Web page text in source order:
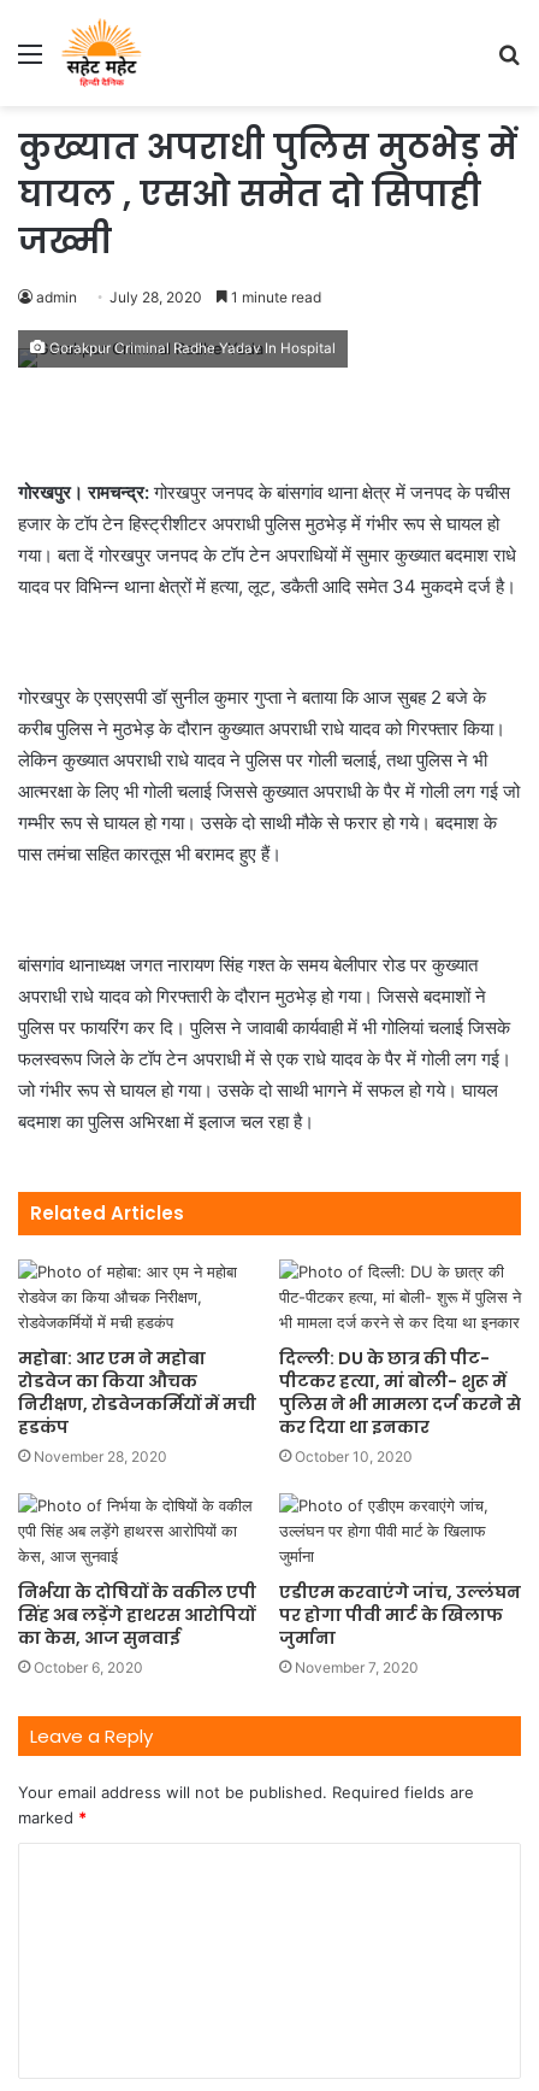
Menu
कुख्यात अपराधी पुलिस मुठभेड़ में
घायल , एसओ समेत दो सिपाही
जख्मी
admin July 28, 2020 1 minute read
Gorakpur Criminal Radhe Yadav In Hospital
गोरखपुर। रामचन्द्र:गोरखपुर जनपद के बांसगांव थाना क्षेत्र में जनपद के पचीस
हजार के टॉप टेन हिस्ट्रीशीटर अपराधी पुलिस मुठभेड़ में गंभीर रूप से घायल हो
गया। बता दें गोरखपुर जनपद के टॉप टेन अपराधियों में सुमार कुख्यात बदमाश राधे
यादव पर विभिन्न थाना क्षेत्रों में हत्या, लूट, डकैती आदि समेत 34 मुकदमे दर्ज है।
गोरखपुर के एसएसपी डॉ सुनील कुमार गुप्ता ने बताया कि आज सुबह 2 बजे के
करीब पुलिस ने मुठभेड़ के दौरान कुख्यात अपराधी राधे यादव को गिरफ्तार किया।
लेकिन कुख्यात अपराधी राधे यादव ने पुलिस पर गोली चलाई, तथा पुलिस ने भी
आत्मरक्षा के लिए भी गोली चलाई जिससे कुख्यात अपराधी के पैर में गोली लग गई जो
गम्भीर रूप से घायल हो गया। उसके दो साथी मौके से फरार हो गये। बदमाश के
पास तमंचा सहित कारतूस भी बरामद हुए हैं।
बांसगांव थानाध्यक्ष जगत नारायण सिंह गश्त के समय बेलीपार रोड पर कुख्यात
अपराधी राधे यादव को गिरफ्तारी के दौरान मुठभेड़ हो गया। जिससे बदमाशों ने
पुलिस पर फायरिंग कर दि। पुलिस ने जावाबी कार्यवाही में भी गोलियां चलाई जिसके
फलस्वरूप जिले के टॉप टेन अपराधी में से एक राधे यादव के पैर में गोली लग गई।
जो गंभीर रूप से घायल हो गया। उसके दो साथी भागने में सफल हो गये। घायल
बदमाश का पुलिस अभिरक्षा में इलाज चल रहा है।
Related Articles
महोबा: आर एम ने महोबा
रोडवेज का किया औचक
निरीक्षण, रोडवेजकर्मियों में मची
हडकंप
November 28, 2020
दिल्ली: DU के छात्र की पीट-
पीटकर हत्या, मां बोली- शुरू में
पुलिस ने भी मामला दर्ज करने से
कर दिया था इनकार
October 10, 2020
निर्भया के दोषियों के वकील एपी
सिंह अब लड़ेंगे हाथरस आरोपियों
का केस, आज सुनवाई
October 6, 2020
एडीएम करवाएंगे जांच, उल्लंघन
पर होगा पीवी मार्ट के खिलाफ
जुर्माना
November 7, 2020
Leave a Reply
Your email address will not be published. Required fields are
marked *